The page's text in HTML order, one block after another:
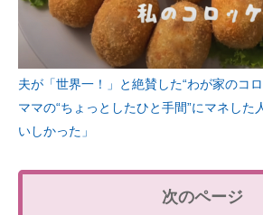
夫が「世界一！」と絶賛した“わが家のコ
ママの“ちょっとしたひと手間”にマネした
いしかった」